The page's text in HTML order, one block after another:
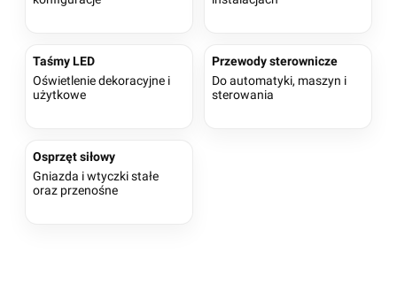
Taśmy LED
Oświetlenie dekoracyjne i
użytkowe
Przewody sterownicze
Do automatyki, maszyn i
sterowania
Osprzęt siłowy
Gniazda i wtyczki stałe
oraz przenośne